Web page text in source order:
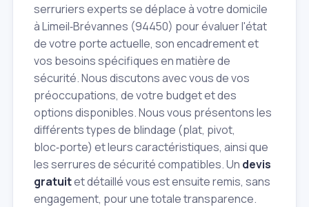
serruriers experts se déplace à votre domicile
à Limeil‑Brévannes (94450) pour évaluer l'état
de votre porte actuelle, son encadrement et
vos besoins spécifiques en matière de
sécurité. Nous discutons avec vous de vos
préoccupations, de votre budget et des
options disponibles. Nous vous présentons les
différents types de blindage (plat, pivot,
bloc‑porte) et leurs caractéristiques, ainsi que
les serrures de sécurité compatibles. Un devis
gratuitet détaillé vous est ensuite remis, sans
engagement, pour une totale transparence.